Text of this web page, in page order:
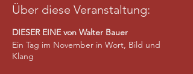
Über diese Veranstaltung:
DIESER EINE von Walter Bauer
Ein Tag im November in Wort, Bild und
Klang